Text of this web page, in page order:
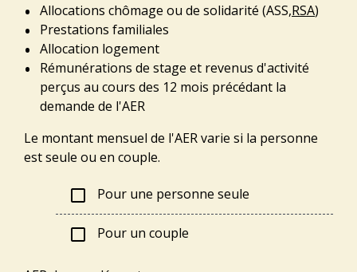
Allocations chômage ou de solidarité (ASS,RSA)
Prestations familiales
Allocation logement
Rémunérations de stage et revenus d'activité
perçus au cours des 12 mois précédant la
demande de l'AER
Le montant mensuel de l'AER varie si la personne
est seule ou en couple.
check_box_outline_blank Pour une personne seule
check_box_outline_blank Pour un couple